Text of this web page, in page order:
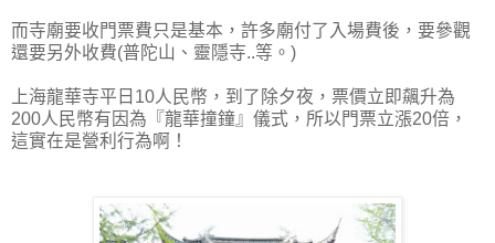
而寺廟要收門票費只是基本，許多廟付了入場費後，要參觀
還要另外收費(普陀山、靈隱寺..等。)
上海龍華寺平日10人民幣，到了除夕夜，票價立即飆升為
200人民幣有因為『龍華撞鐘』儀式，所以門票立漲20倍，
這實在是營利行為啊！